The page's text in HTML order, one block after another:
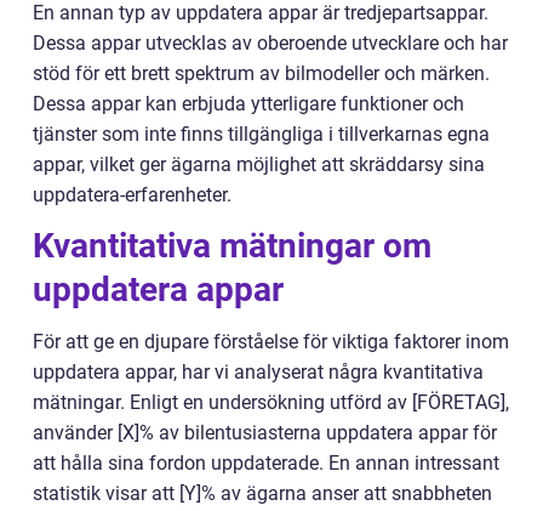
En annan typ av uppdatera appar är tredjepartsappar.
Dessa appar utvecklas av oberoende utvecklare och har
stöd för ett brett spektrum av bilmodeller och märken.
Dessa appar kan erbjuda ytterligare funktioner och
tjänster som inte finns tillgängliga i tillverkarnas egna
appar, vilket ger ägarna möjlighet att skräddarsy sina
uppdatera-erfarenheter.
Kvantitativa mätningar om
uppdatera appar
För att ge en djupare förståelse för viktiga faktorer inom
uppdatera appar, har vi analyserat några kvantitativa
mätningar. Enligt en undersökning utförd av [FÖRETAG],
använder [X]% av bilentusiasterna uppdatera appar för
att hålla sina fordon uppdaterade. En annan intressant
statistik visar att [Y]% av ägarna anser att snabbheten